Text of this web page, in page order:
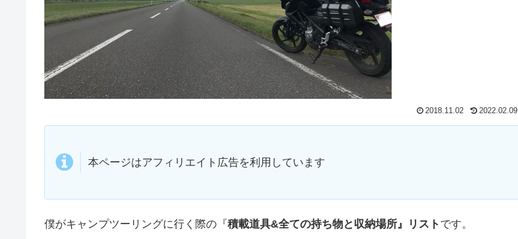
2018.11.02 2022.02.09
本ページはアフィリエイト広告を利用しています
僕がキャンプツーリングに行く際の『積載道具&全ての持ち物と収納場所』リスト です。